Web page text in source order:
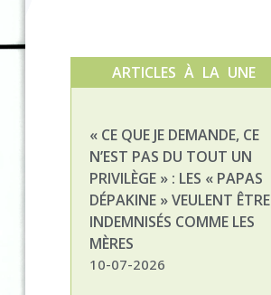
ARTICLES À LA UNE
« CE QUE JE DEMANDE, CE
N’EST PAS DU TOUT UN
PRIVILÈGE » : LES « PAPAS
DÉPAKINE » VEULENT ÊTRE
INDEMNISÉS COMME LES
MÈRES
10-07-2026